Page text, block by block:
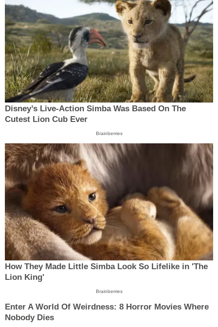
Disney’s Live-Action Simba Was Based On The
Cutest Lion Cub Ever
Brainberries
How They Made Little Simba Look So Lifelike in 'The
Lion King'
Brainberries
Enter A World Of Weirdness: 8 Horror Movies Where
Nobody Dies